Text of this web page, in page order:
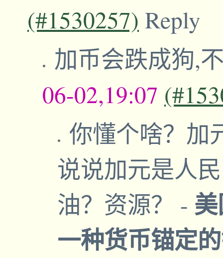
(#1530257) Reply
加币会跌成狗,
06-02,19:07
你懂个啥？加
说说加元是人
油？资源？ -
一种货币锚定